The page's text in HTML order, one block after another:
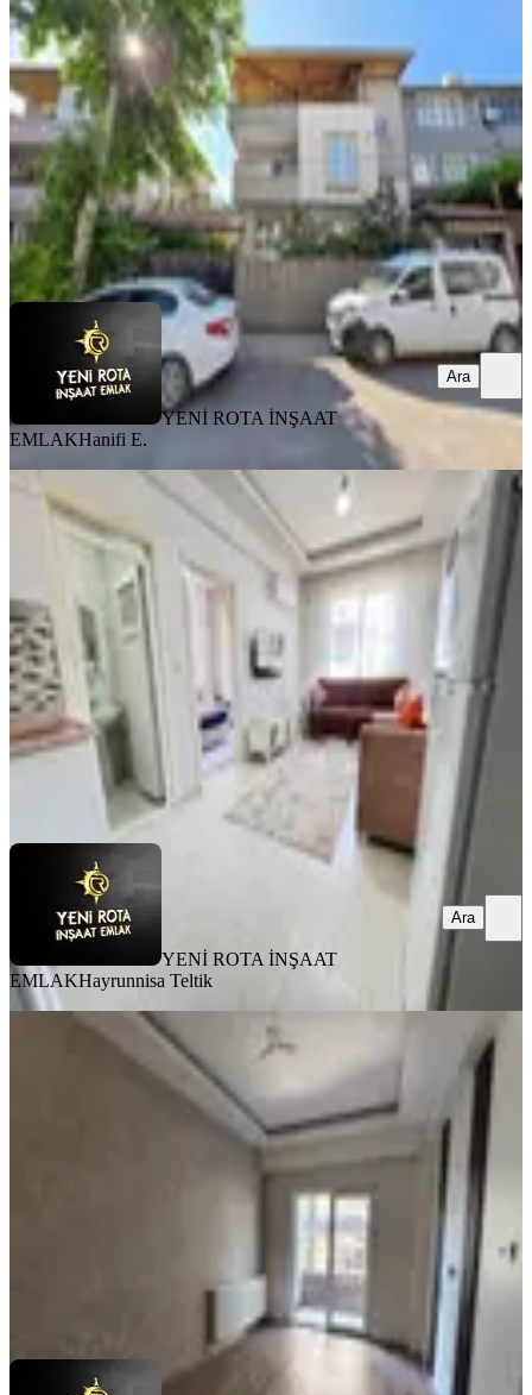
Dulkadiroğlu, Mehmet Akif Mahallesi
·150 m² · 1. Kat 31.07.2026
18.000 ₺
YENİ ROTA İNŞAAT EMLAKHanifi E.
YENİ ROTA İNŞAAT
EMLAKHanifi E.
Ara
Yeni Rota'dan Piazza Civarı Eşyalı
1+1 Kiralık Daire
Dulkadiroğlu, Egemenlik Mahallesi
1+1
15.750 ₺
YENİ ROTA İNŞAAT EMLAKHayrunnisa Teltik
YENİ ROTA İNŞAAT
EMLAKHayrunnisa Teltik
Ara
BALKONLU
6 Şubat Sonrası 2+1 Kiralık Daire
Dulkadiroğlu, Bahçeli Evler Mahallesi
90 m²· 2. Kat·31.07.2026
YENİ ROTA İNŞAAT EMLAKTaner B